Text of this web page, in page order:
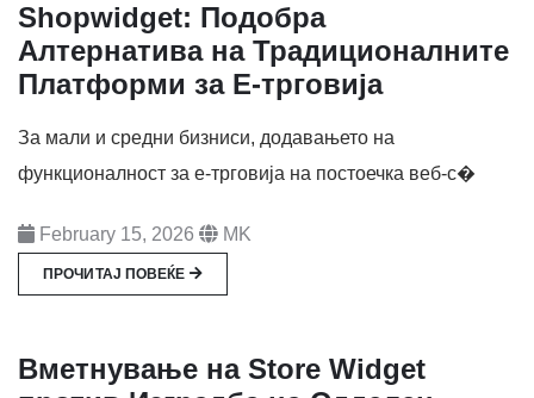
Shopwidget: Подобра
Алтернатива на Традиционалните
Платформи за Е-трговија
За мали и средни бизниси, додавањето на
функционалност за е-трговија на постоечка веб-с�
February 15, 2026 MK
ПРОЧИТАЈ ПОВЕЌЕ
Вметнување на Store Widget